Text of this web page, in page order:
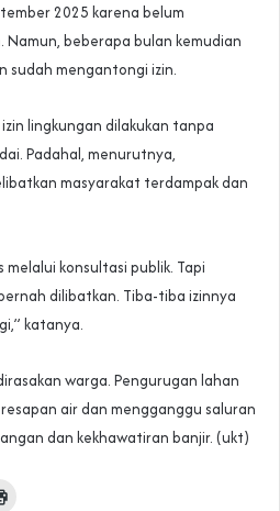
2025 karena belum
beberapa bulan kemudian
sudah mengantongi izin.
lingkungan dilakukan tanpa
Padahal, menurutnya,
masyarakat terdampak dan
melalui konsultasi publik. Tapi
dilibatkan. Tiba-tiba izinnya
katanya.
warga. Pengurugan lahan
air dan mengganggu saluran
dan kekhawatiran banjir. (ukt)